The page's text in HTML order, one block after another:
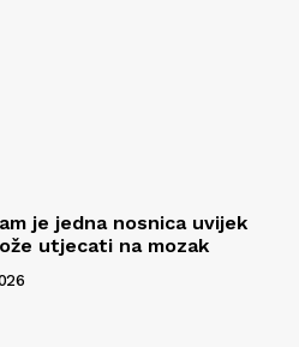
je jedna nosnica uvijek
utjecati na mozak